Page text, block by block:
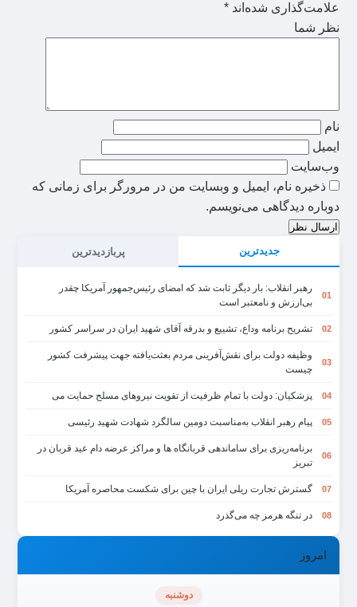
جدیدترین پربازدیدترین
01
رهبر انقلاب: بار دیگر ثابت شد که امضای رئیس‌جمهور آمریکا چقدر
بی‌ارزش و نامعتبر است
02 تشریح برنامه وداع، تشییع و بدرقه آقای شهید ایران در سراسر کشور
03
وظیفه دولت برای نقش‌آفرینی مردم بعثت‌یافته جهت پیشرفت کشور
چیست
04 پزشکیان: دولت با تمام ظرفیت از تقویت نیروهای مسلح حمایت می
05 پیام رهبر انقلاب به‌مناسبت دومین سالگرد شهادت شهید رئیسی
06
برنامه‌ریزی برای ساماندهی قربانگاه ها و مراکز عرضه دام عید قربان در
تبریز
07 گسترش تجارت ریلی ایران با چین برای شکست محاصره آمریکا
08 در تنگه هرمز چه می‌گذرد
امروز
دوشنبه
علامت‌گذاری شده‌اند *
نظر شما
نام
ایمیل
وب‌سایت
ذخیره نام، ایمیل و وبسایت من در مرورگر برای زمانی که
دوباره دیدگاهی می‌نویسم.
ارسال نظر